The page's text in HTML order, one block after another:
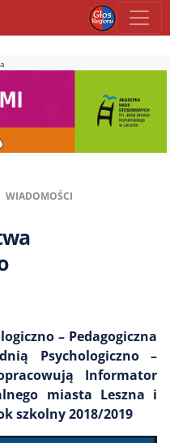
WIADOMOŚCI
– Pedagogiczna
Psychologiczno –
Informator
miasta Leszna i
szkolny 2018/2019